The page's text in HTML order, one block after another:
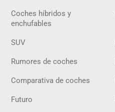
Coches híbridos y
enchufables
SUV
Rumores de coches
Comparativa de coches
Futuro